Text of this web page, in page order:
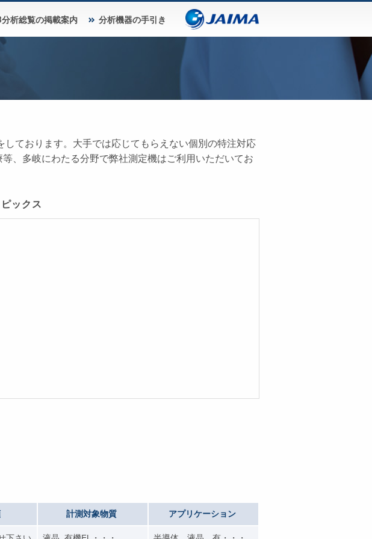
析総覧の掲載案内 分析機器の手引き
ております。大手では応じてもらえない個別の特注対応
、多岐にわたる分野で弊社測定機はご利用いただいてお
ピックス
計測対象物質 アプリケーション